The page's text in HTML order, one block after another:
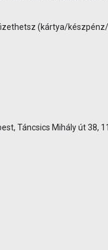
(kártya/
Táncsics Mihály út 38,